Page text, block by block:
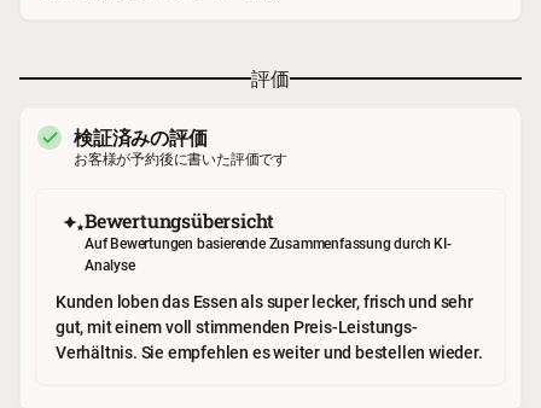
評価
検証済みの評価
お客様が予約後に書いた評価です
Bewertungsübersicht
Auf Bewertungen basierende Zusammenfassung durch KI-
Analyse
Kunden loben das Essen als super lecker, frisch und sehr
gut, mit einem voll stimmenden Preis-Leistungs-
Verhältnis. Sie empfehlen es weiter und bestellen wieder.